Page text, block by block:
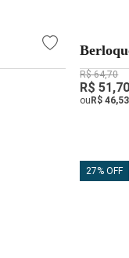
R$ 64,70
R$ 51,70
ou R$ 46,53
27% OFF